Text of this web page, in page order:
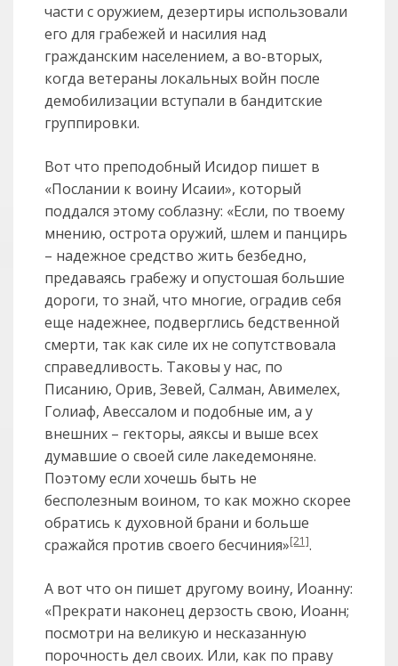
части с оружием, дезертиры использовали
его для грабежей и насилия над
гражданским населением, а во-вторых,
когда ветераны локальных войн после
демобилизации вступали в бандитские
группировки.
Вот что преподобный Исидор пишет в
«Послании к воину Исаии», который
поддался этому соблазну: «Если, по твоему
мнению, острота оружий, шлем и панцирь
– надежное средство жить безбедно,
предаваясь грабежу и опустошая большие
дороги, то знай, что многие, оградив себя
еще надежнее, подверглись бедственной
смерти, так как силе их не сопутствовала
справедливость. Таковы у нас, по
Писанию, Орив, Зевей, Салман, Авимелех,
Голиаф, Авессалом и подобные им, а у
внешних – гекторы, аяксы и выше всех
думавшие о своей силе лакедемоняне.
Поэтому если хочешь быть не
бесполезным воином, то как можно скорее
обратись к духовной брани и больше
сражайся против своего бесчиния»[21].
А вот что он пишет другому воину, Иоанну:
«Прекрати наконец дерзость свою, Иоанн;
посмотри на великую и несказанную
порочность дел своих. Или, как по праву